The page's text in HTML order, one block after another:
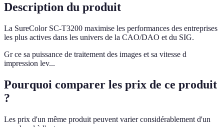
Description du produit
La SureColor SC-T3200 maximise les performances des entreprises
les plus actives dans les univers de la CAO/DAO et du SIG.
Gr ce sa puissance de traitement des images et sa vitesse d
impression lev...
Pourquoi comparer les prix de ce produit
?
Les prix d'un même produit peuvent varier considérablement d'un